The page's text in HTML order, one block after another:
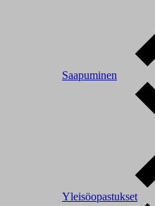
Saapuminen
Yleisöopastukset